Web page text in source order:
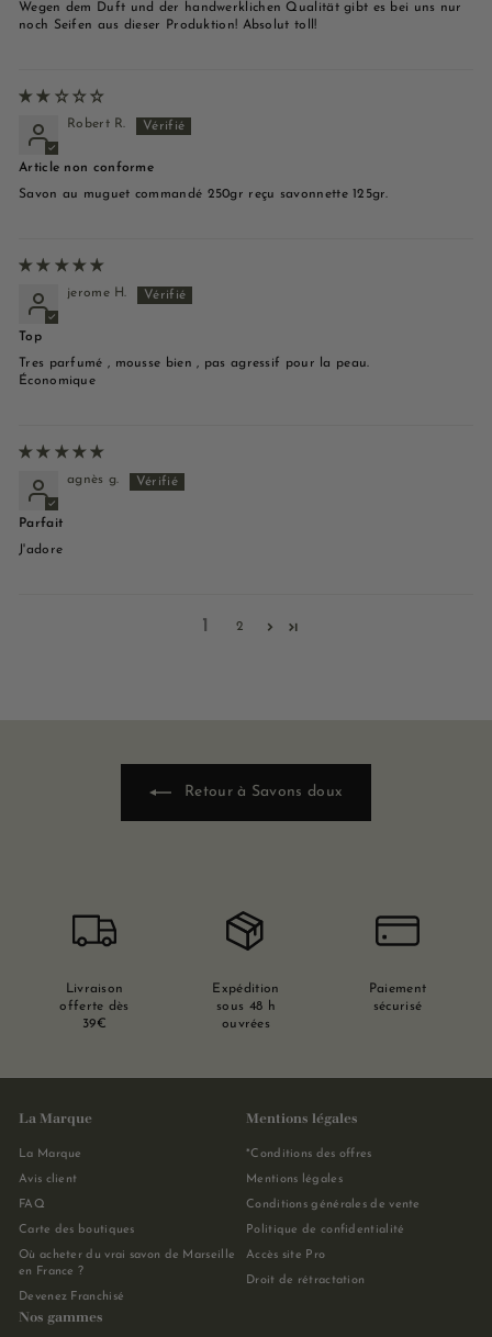
Wegen dem Duft und der handwerklichen Qualität gibt es bei uns nur
noch Seifen aus dieser Produktion! Absolut toll!
Robert R.
Article non conforme
Savon au muguet commandé 250gr reçu savonnette 125gr.
jerome H.
Top
Tres parfumé , mousse bien , pas agressif pour la peau.
Économique
agnès g.
Parfait
J'adore
1 2
Retour à Savons doux
Livraison
offerte dès
39€
Expédition
sous 48 h
ouvrées
Paiement
sécurisé
La Marque
La Marque
Avis client
FAQ
Carte des boutiques
Où acheter du vrai savon de Marseille
en France ?
Devenez Franchisé
Mentions légales
*Conditions des offres
Mentions légales
Conditions générales de vente
Politique de confidentialité
Accès site Pro
Droit de rétractation
Nos gammes